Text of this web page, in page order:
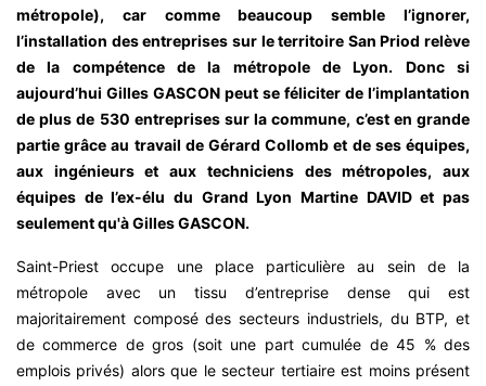
métropole), car comme beaucoup semble l’ignorer,
l’installation des entreprises sur le territoire San Priod relève
de la compétence de la métropole de Lyon. Donc si
aujourd’hui Gilles GASCON peut se féliciter de l’implantation
de plus de 530 entreprises sur la commune, c’est en grande
partie grâce au travail de Gérard Collomb et de ses équipes,
aux ingénieurs et aux techniciens des métropoles, aux
équipes de l’ex-élu du Grand Lyon Martine DAVID et pas
seulement qu'à Gilles GASCON.
Saint-Priest occupe une place particulière au sein de la
métropole avec un tissu d’entreprise dense qui est
majoritairement composé des secteurs industriels, du BTP, et
de commerce de gros (soit une part cumulée de 45 % des
emplois privés) alors que le secteur tertiaire est moins présent